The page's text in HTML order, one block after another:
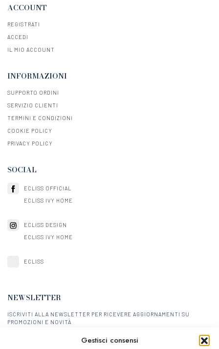
Gestisci consensi
ACCOUNT
REGISTRATI
ACCEDI
IL MIO ACCOUNT
INFORMAZIONI
SUPPORTO ORDINI
SERVIZIO CLIENTI
TERMINI E CONDIZIONI
COOKIE POLICY
PRIVACY POLICY
SOCIAL
ECLISS OFFICIAL
ECLISS IVY HOME
ECLISS DESIGN
ECLISS IVY HOME
ECLISS
NEWSLETTER
ISCRIVITI ALLA NEWSLETTER PER RICEVERE AGGIORNAMENTI SU
PROMOZIONI E NOVITÀ